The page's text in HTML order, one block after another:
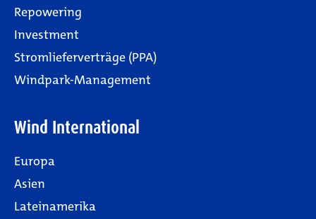
Repowering
Investment
Stromlieferverträge (PPA)
Windpark-Management
Wind International
Europa
Asien
Lateinamerika